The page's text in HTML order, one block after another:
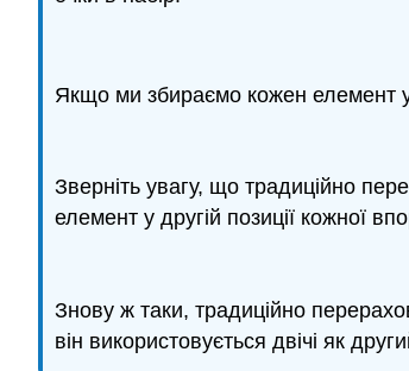
Якщо ми збираємо кожен елемент
Зверніть увагу, що традиційно
елемент у другій позиції кожної
Знову ж таки, традиційно
він використовується двічі як